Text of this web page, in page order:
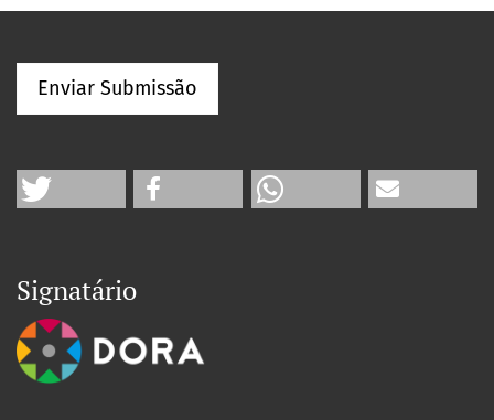
Enviar Submissão
Signatário